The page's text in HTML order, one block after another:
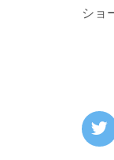
ショ